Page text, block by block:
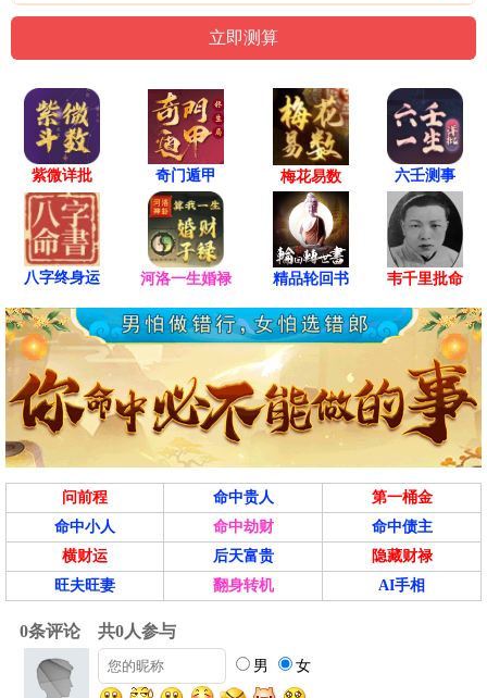
紫微详批 奇门遁甲 梅花易数 六壬测事
八字终身运 河洛一生婚禄 精品轮回书 韦千里批命
问前程 命中贵人
第一桶金
命中小人
命中劫财
命中债主
横财运
后天富贵
隐藏财禄
旺夫旺妻
翻身转机 AI手相